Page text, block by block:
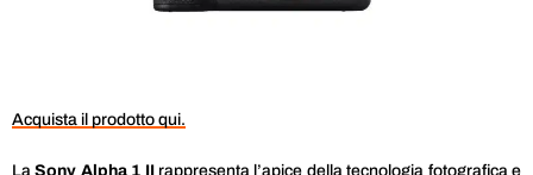
Acquista il prodotto qui.
LaSony Alpha 1 II rappresenta l’apice della tecnologia fotografica e